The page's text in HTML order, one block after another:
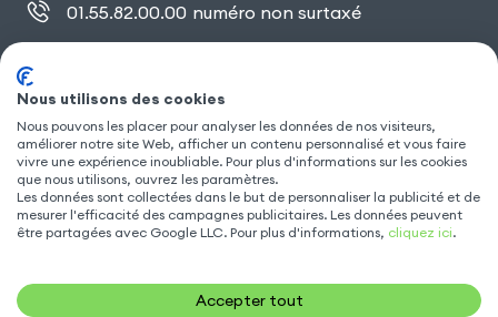
01.55.82.00.00 numéro non surtaxé
SUIVEZ NOUS
Nous utilisons des cookies
Nous pouvons les placer pour analyser les données de nos visiteurs,
améliorer notre site Web, afficher un contenu personnalisé et vous faire
vivre une expérience inoubliable. Pour plus d'informations sur les cookies
que nous utilisons, ouvrez les paramètres.
Les données sont collectées dans le but de personnaliser la publicité et de
mesurer l'efficacité des campagnes publicitaires. Les données peuvent
être partagées avec Google LLC. Pour plus d'informations, cliquez ici.
Accepter tout